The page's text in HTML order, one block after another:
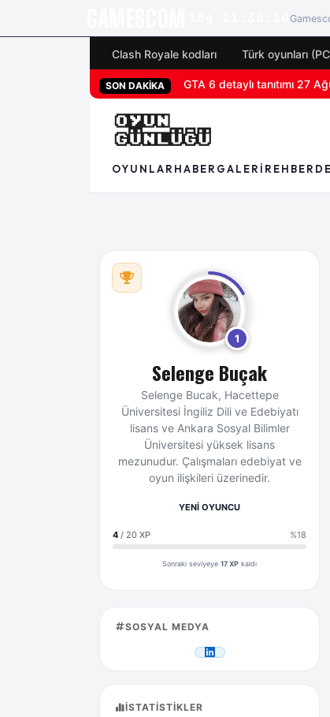
Clash Royale kodları Türk oyunları
SON DAKİKA GTA 6 detaylı tanıtımı 27
San Diego Comic-Con 2026
OYUNLAR HABER GALERI REHBER
1
Selenge Buçak
Selenge Bucak, Hacettepe
Üniversitesi İngiliz Dili ve Edebiyatı
lisans ve Ankara Sosyal Bilimler
Üniversitesi yüksek lisans
mezunudur. Çalışmaları edebiyat ve
oyun ilişkileri üzerinedir.
YENİ OYUNCU
4 / 20 XP %18
Sonraki seviyeye 17 XP kaldı
SOSYAL MEDYA
İSTATISTIKLER